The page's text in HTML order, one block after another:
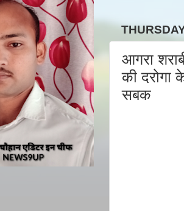
आगरा
की दरोगा
सबक